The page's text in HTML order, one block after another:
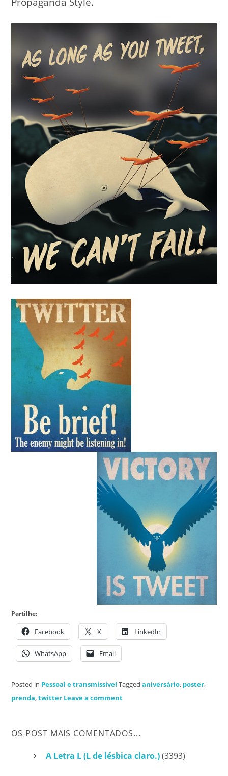
Partilhe:
Facebook X LinkedIn
WhatsApp Email
Posted in Pessoal e transmissivel Taggedaniversário, poster,
prenda,twitter Leave a comment
OS POST MAIS COMENTADOS...
A Letra L (L de lésbica claro.)(3393)